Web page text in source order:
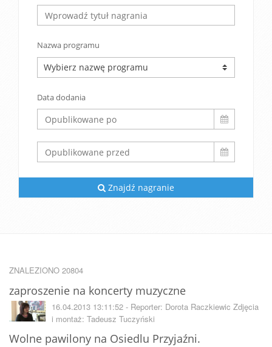
Nazwa programu
Data dodania
Znajdź nagranie
ZNALEZIONO 20804
zaproszenie na koncerty muzyczne
16.04.2013 13:11:52 - Reporter: Dorota Raczkiewic Zdjęcia
i montaż: Tadeusz Tuczyński
Wolne pawilony na Osiedlu Przyjaźni.